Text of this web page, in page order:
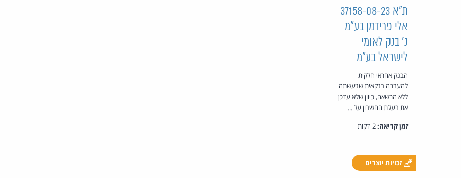
ת"א 37158-08-23
אלי פרידמן בע"מ
נ' בנק לאומי
לישראל בע"מ
הבנק אחראי חלקית
להעברה בנקאית שנעשתה
ללא הרשאה, כיוון שלא עדכן
את בעלת החשבון על ...
זמן קריאה:
זכויות יוצרים